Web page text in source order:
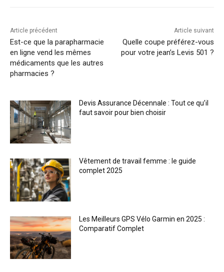
Article précédent
Est-ce que la parapharmacie
en ligne vend les mêmes
médicaments que les autres
pharmacies ?
Article suivant
Quelle coupe préférez-vous
pour votre jean’s Levis 501 ?
Devis Assurance Décennale : Tout ce qu’il
faut savoir pour bien choisir
Vêtement de travail femme : le guide
complet 2025
Les Meilleurs GPS Vélo Garmin en 2025 :
Comparatif Complet